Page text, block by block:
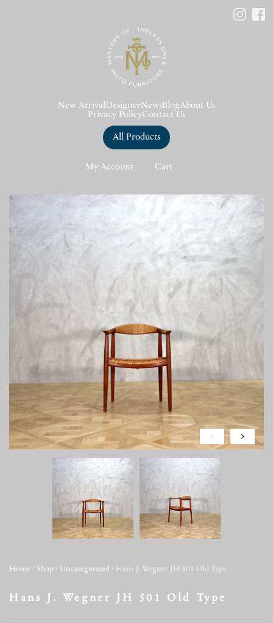
New Arrival DesignerNews BlogAbout Us
Privacy PolicyContact Us
All Products
My Account Cart
Home / Shop / Uncategorized / Hans J. Wegner JH 501 Old Type
Hans J. Wegner JH 501 Old Type